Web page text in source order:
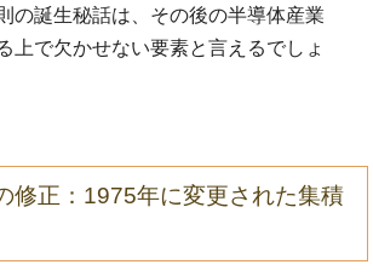
の誕生秘話は、その後の半導体産業
上で欠かせない要素と言えるでしょ
修正：1975年に変更された集積